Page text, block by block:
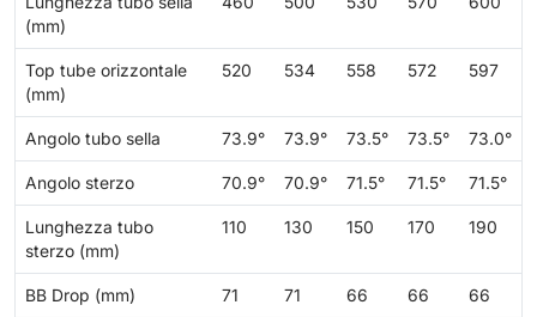
(mm)
Top tube orizzontale
(mm)
520 534 558 572 597
Angolo tubo sella 73.9° 73.9° 73.5° 73.5° 73.0°
Angolo sterzo 70.9° 70.9° 71.5° 71.5° 71.5°
Lunghezza tubo
sterzo (mm)
110 130 150 170 190
BB Drop (mm) 71 71 66 66 66